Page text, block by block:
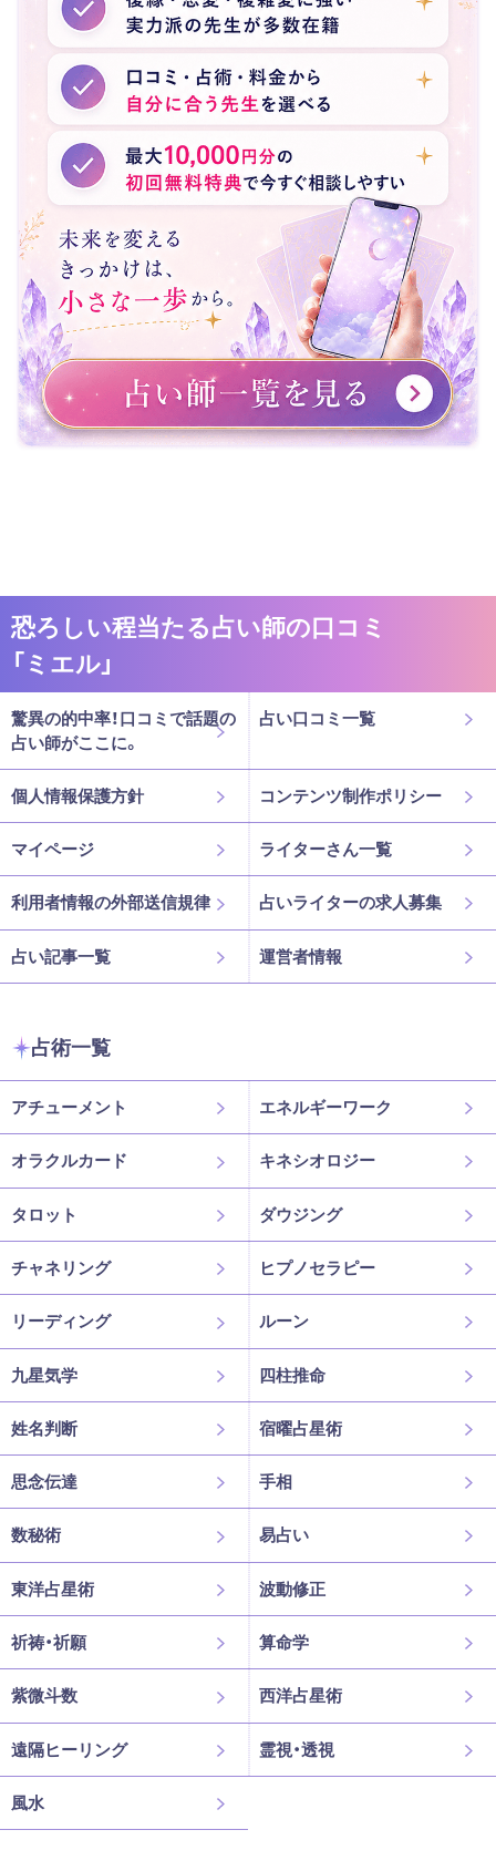
恐ろしい程当たる占い師の口コミ
「ミエル」
驚異の的中率！口コミで話題の
占い師がここに。
占い口コミ一覧
個人情報保護方針 コンテンツ制作ポリシー
マイページ ライターさん一覧
利用者情報の外部送信規律 占いライターの求人募集
占い記事一覧 運営者情報
占術一覧
アチューメント エネルギーワーク
オラクルカード キネシオロジー
タロット ダウジング
チャネリング ヒプノセラピー
リーディング ルーン
九星気学 四柱推命
姓名判断 宿曜占星術
思念伝達 手相
数秘術 易占い
東洋占星術 波動修正
祈祷・祈願 算命学
紫微斗数 西洋占星術
遠隔ヒーリング 霊視・透視
風水